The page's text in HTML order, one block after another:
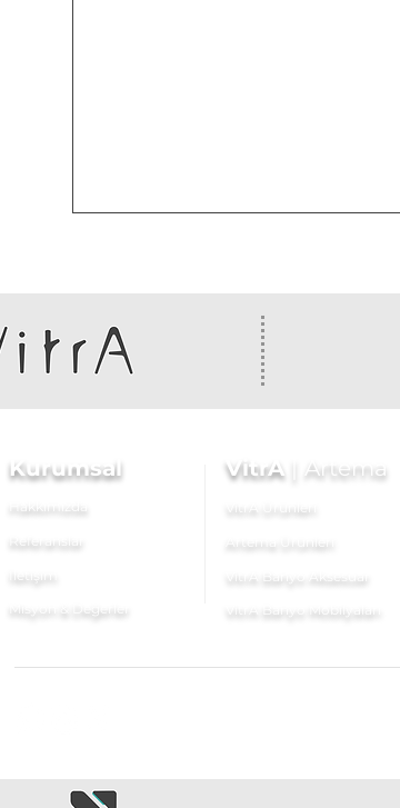
Kurumsal
Hakkımızda
Referanslar
İletişim
Misyon & Değerler
VitrA Artema
VitrA Ürünleri
Artema Ürünleri
VitrA Banyo Aksesuar
VitrA Banyo Mobilyaları